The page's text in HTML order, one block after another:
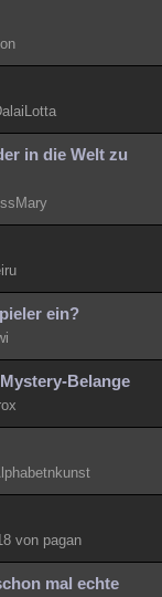
in die Welt zu
ein?
Belange
von pagan
mal echte